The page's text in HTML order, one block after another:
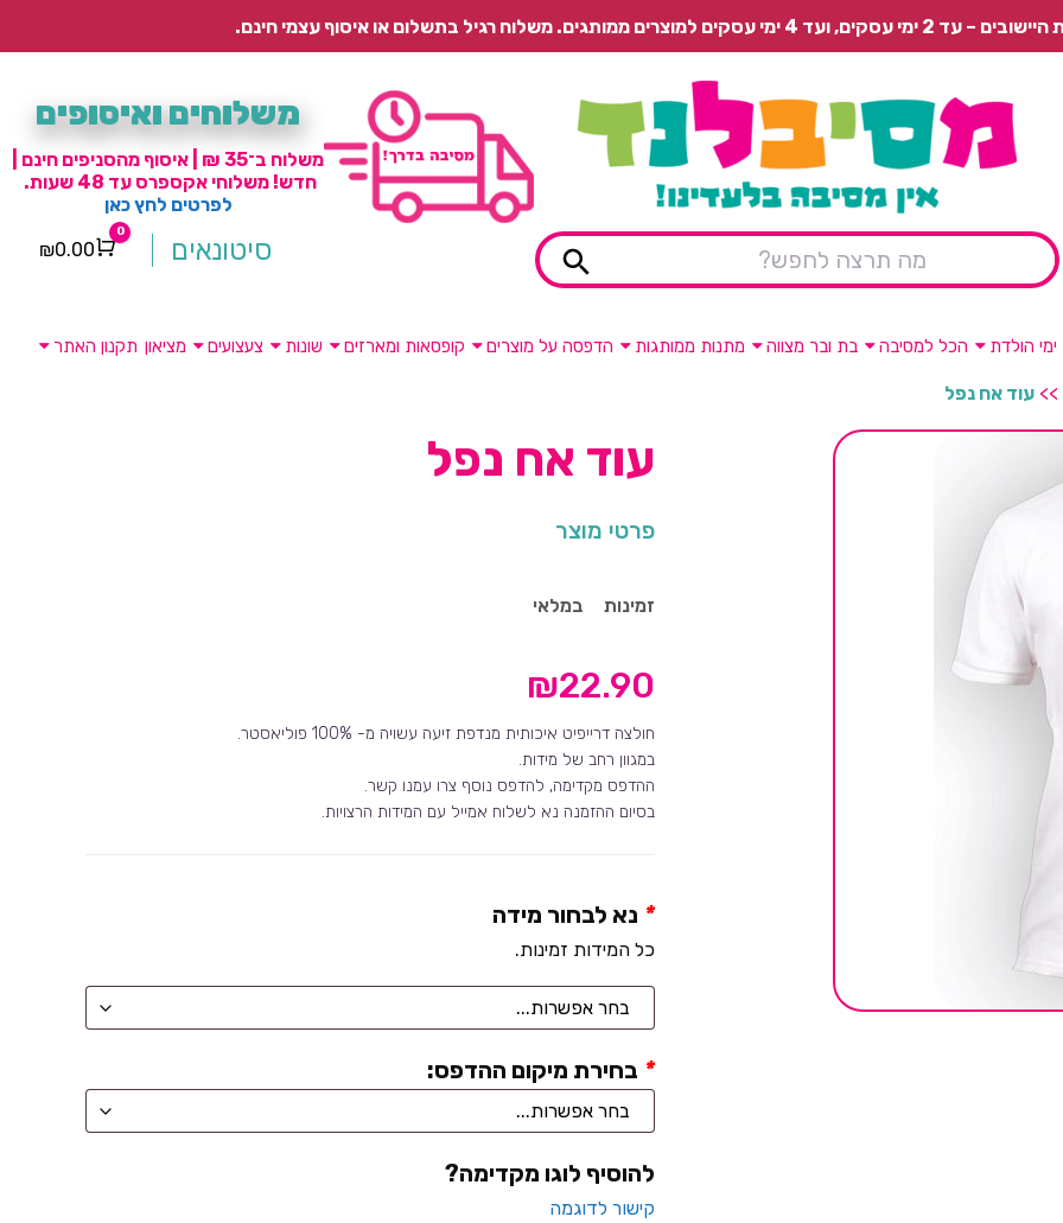
רגיל בתשלום או איסוף עצמי חינם.
משלוחים ואיסופים
משלוח ב־35 ₪ | איסוף מהסניפים חינם |
חדש! משלוחי אקספרס עד 48 שעות.
לפרטים לחץ כאן
סיטונאים Cart
0
₪0.00
ימי הולדת הכל למסיבה בת ובר מצווה מתנות ממותגות הדפסה על מוצרים קופסאות ומארזים שונות צעצועים מציאון תקנון האתר
>> עוד אח נפל
עוד אח נפל
פרטי מוצר
זמינות במלאי
₪22.90
חולצה דרייפיט איכותית מנדפת זיעה עשויה מ- 100% פוליאסטר.
במגוון רחב של מידות.
ההדפס מקדימה, להדפס נוסף צרו עמנו קשר.
בסיום ההזמנה נא לשלוח אמייל עם המידות הרצויות.
נא לבחור מידה *
כל המידות זמינות.
בחירת מיקום ההדפס: *
להוסיף לוגו מקדימה?
קישור לדוגמה